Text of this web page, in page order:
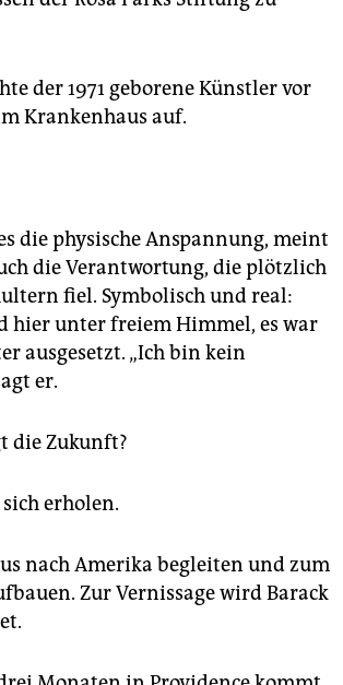
der 1971 geborene Künstler vor
Krankenhaus auf.
die physische Anspannung, meint
die Verantwortung, die plötzlich
fiel. Symbolisch und real:
hier unter freiem Himmel, es war
ausgesetzt. „Ich bin kein
er.
die Zukunft?
erholen.
nach Amerika begleiten und zum
Zur Vernissage wird Barack